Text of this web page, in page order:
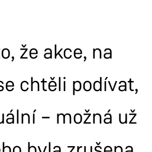
že akce, na
chtěli podívat,
– možná už